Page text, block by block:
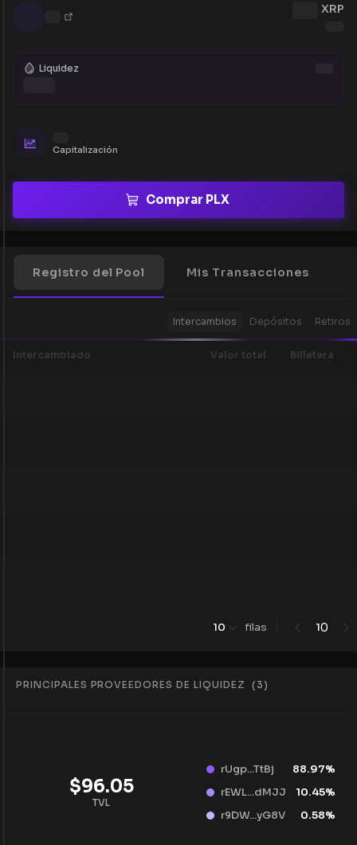
XRP
Liquidez
Capitalización
Comprar PLX
Registro del Pool Mis Transacciones
Intercambios Depósitos Retiros
Intercambiado Valor total Billetera
10 filas 10
PRINCIPALES PROVEEDORES DE LIQUIDEZ ( 3)
$96.05
TVL
rUgp...TtBj 88.97%
rEWL...dMJJ
10.45%
r9DW...yG8V
0.58%